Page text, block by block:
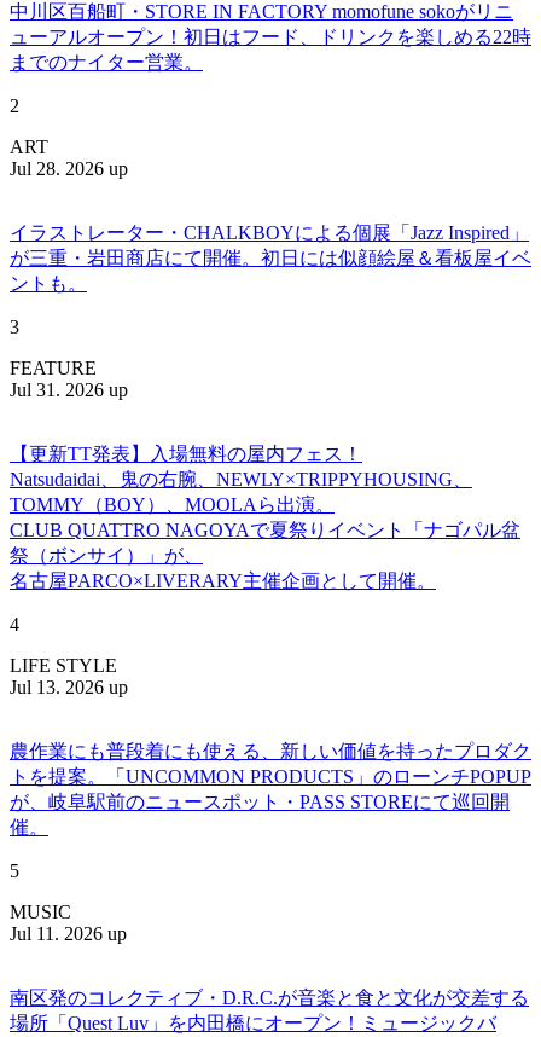
中川区百船町・STORE IN FACTORY momofune sokoがリニ
ューアルオープン！初日はフード、ドリンクを楽しめる22時
までのナイター営業。
2
ART
Jul 28. 2026 up
イラストレーター・CHALKBOYによる個展「Jazz Inspired」
が三重・岩田商店にて開催。初日には似顔絵屋＆看板屋イベ
ントも。
3
FEATURE
Jul 31. 2026 up
【更新TT発表】入場無料の屋内フェス！
Natsudaidai、鬼の右腕、NEWLY×TRIPPYHOUSING、
TOMMY（BOY）、MOOLAら出演。
CLUB QUATTRO NAGOYAで夏祭りイベント「ナゴパル盆
祭（ボンサイ）」が、
名古屋PARCO×LIVERARY主催企画として開催。
4
LIFE STYLE
Jul 13. 2026 up
農作業にも普段着にも使える、新しい価値を持ったプロダク
トを提案。「UNCOMMON PRODUCTS」のローンチPOPUP
が、岐阜駅前のニュースポット・PASS STOREにて巡回開
催。
5
MUSIC
Jul 11. 2026 up
南区発のコレクティブ・D.R.C.が⾳楽と⾷と⽂化が交差する
場所「Quest Luv」を内田橋にオープン！ミュージックバ